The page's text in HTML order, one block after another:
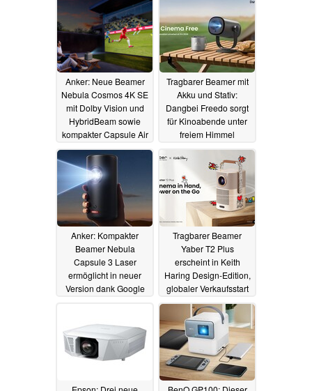
22.12.2024
Anker: Neue Beamer
Nebula Cosmos 4K SE
mit Dolby Vision und
HybridBeam sowie
kompakter Capsule Air
gestartet29.08.2024
Tragbarer Beamer mit
Akku und Stativ:
Dangbei Freedo sorgt
für Kinoabende unter
freiem Himmel
29.08.2024
Anker: Kompakter
Beamer Nebula
Capsule 3 Laser
ermöglicht in neuer
Version dank Google
Tragbarer Beamer
Yaber T2 Plus
erscheint in Keith
Haring Design-Edition,
globaler Verkaufsstart
des T2 in Kürze
21.08.2024